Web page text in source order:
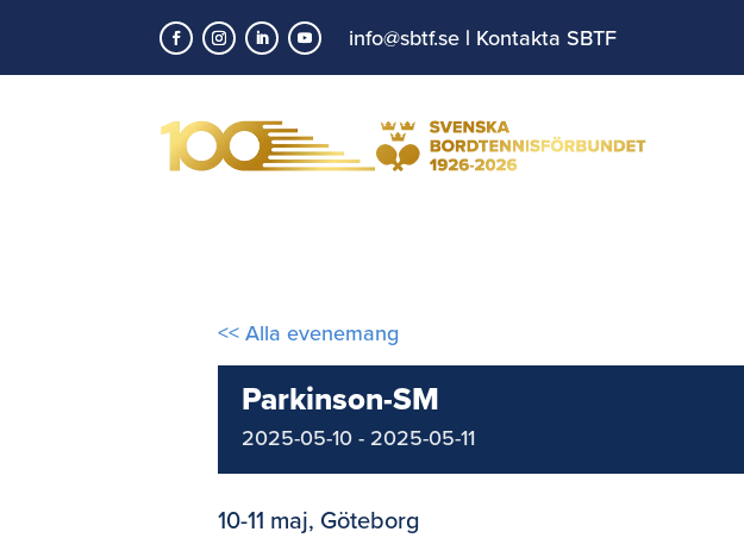
info@sbtf.se | Kontakta SBTF
<< Alla evenemang
Parkinson-SM
2025-05-10 - 2025-05-11
10-11 maj, Göteborg